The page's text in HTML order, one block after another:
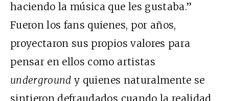
haciendo la música que les gustaba.”
Fueron los fans quienes, por años,
proyectaron sus propios valores para
pensar en ellos como artistas
underground y quienes naturalmente se
sintieron defraudados cuando la realidad